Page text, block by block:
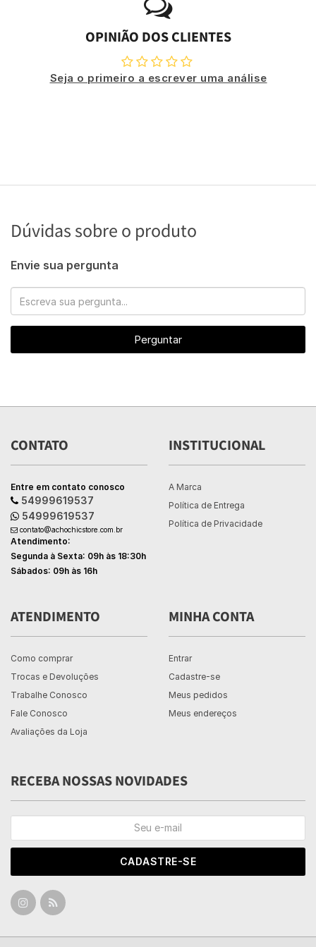
OPINIÃO DOS CLIENTES
Seja o primeiro a escrever uma análise
Dúvidas sobre o produto
Envie sua pergunta
Perguntar
CONTATO
Entre em contato conosco
54999619537
54999619537
contato@achochicstore.com.br
Atendimento:
Segunda à Sexta: 09h às 18:30h
Sábados: 09h às 16h
INSTITUCIONAL
A Marca
Política de Entrega
Política de Privacidade
ATENDIMENTO
Como comprar
Trocas e Devoluções
Trabalhe Conosco
Fale Conosco
Avaliações da Loja
MINHA CONTA
Entrar
Cadastre-se
Meus pedidos
Meus endereços
RECEBA NOSSAS NOVIDADES
CADASTRE-SE